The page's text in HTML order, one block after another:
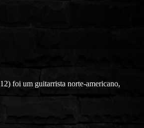
foi um guitarrista norte-americano,